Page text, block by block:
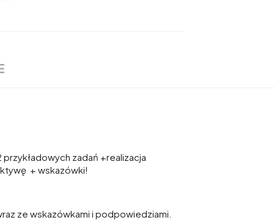
zadań +realizacja
+ wskazówki!
ze wskazówkami i podpowiedziami.